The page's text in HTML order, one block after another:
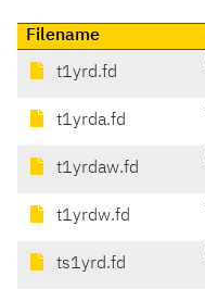
Filename
t1yrd.fd
t1yrda.fd
t1yrdaw.fd
t1yrdw.fd
ts1yrd.fd